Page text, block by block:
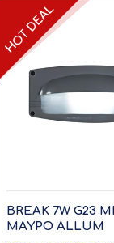
BREAK 7W G23
ΜΑΥΡΟ ALLUM